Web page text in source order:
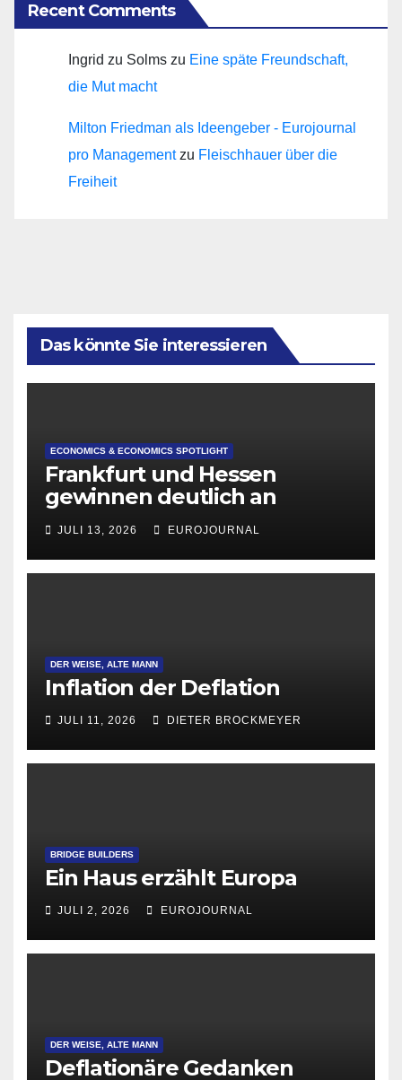
Recent Comments
Ingrid zu Solms zu Eine späte Freundschaft,
die Mut macht
Milton Friedman als Ideengeber - Eurojournal
pro Managementzu Fleischhauer über die
Freiheit
Das könnte Sie interessieren
ECONOMICS & ECONOMICS SPOTLIGHT
Frankfurt und Hessen
gewinnen deutlich an
Attraktivität für Startup-
Gründungen
JULI 13, 2026 EUROJOURNAL
DER WEISE, ALTE MANN
Inflation der Deflation
JULI 11, 2026 DIETER BROCKMEYER
BRIDGE BUILDERS
Ein Haus erzählt Europa
JULI 2, 2026 EUROJOURNAL
DER WEISE, ALTE MANN
Deflationäre Gedanken